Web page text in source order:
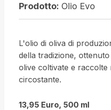
Prodotto: Olio Evo
L'olio di oliva di
della tradizione,
olive coltivate e raccolte
circostante.
13,95 Euro, 500 ml